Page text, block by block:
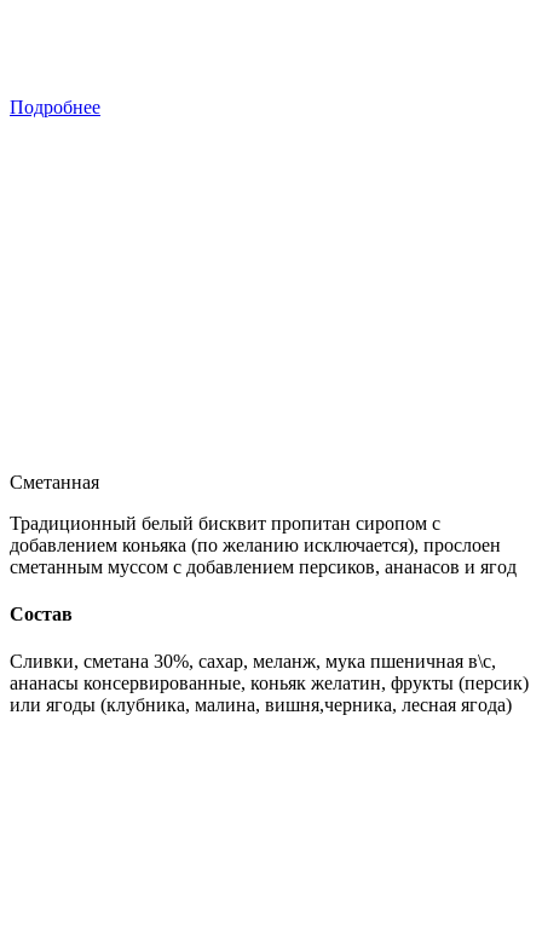
Подробнее
Сметанная
Традиционный белый бисквит пропитан сиропом с
добавлением коньяка (по желанию исключается), прослоен
сметанным муссом с добавлением персиков, ананасов и ягод
Состав
Сливки, сметана 30%, сахар, меланж, мука пшеничная в\с,
ананасы консервированные, коньяк желатин, фрукты (персик)
или ягоды (клубника, малина, вишня,черника, лесная ягода)